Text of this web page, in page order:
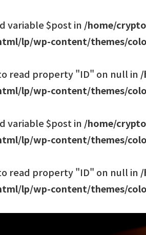
variable $post in /home/
lp/wp-content/themes/
read property "ID" on null in
lp/wp-content/themes/
variable $post in /home/
lp/wp-content/themes/
read property "ID" on null in
lp/wp-content/themes/